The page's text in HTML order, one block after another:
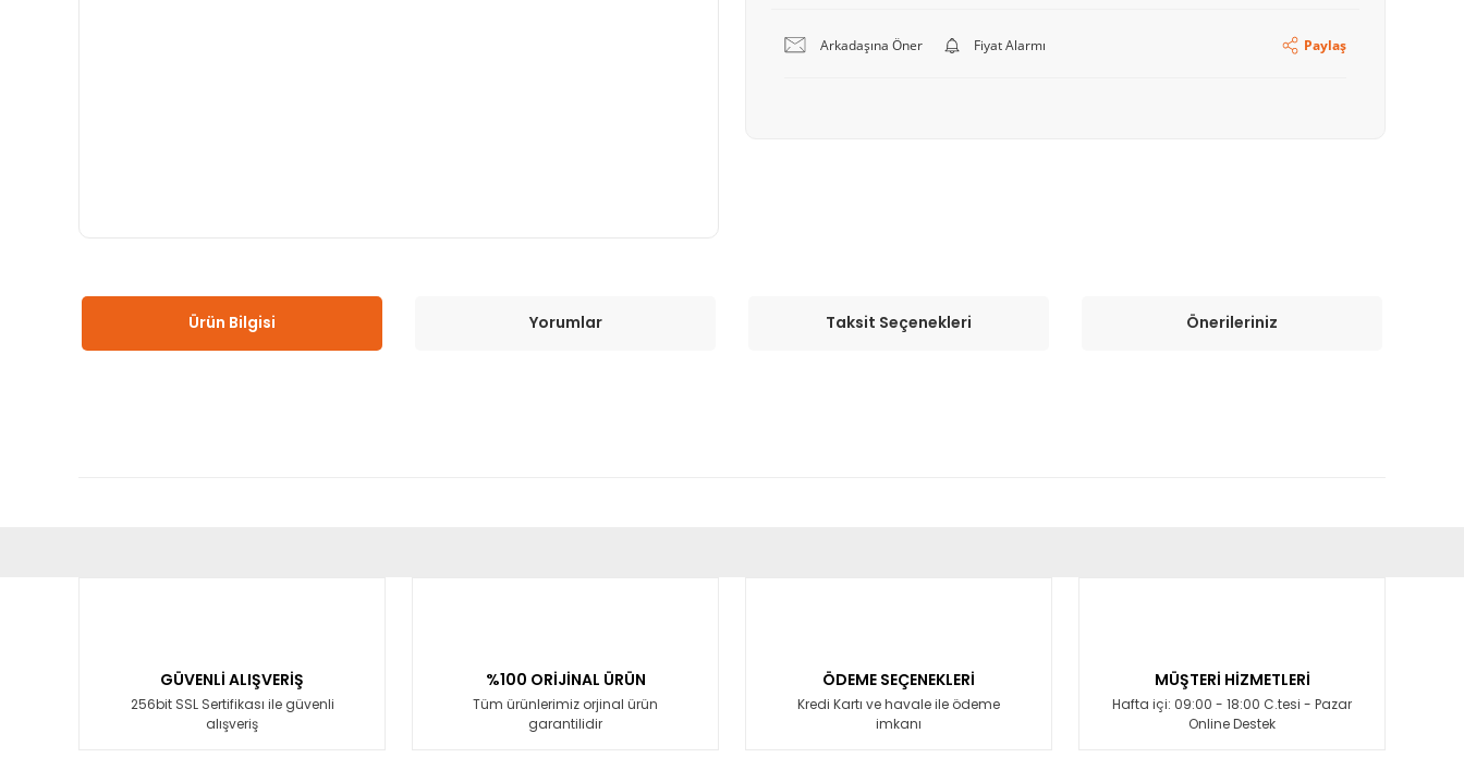
Arkadaşına Öner Fiyat Alarmı Paylaş
Ürün Bilgisi Yorumlar Taksit Seçenekleri Önerileriniz
Ürün bilgilerinde hatalar bulunuyor.
Ürün fiyatı diğer sitelerden daha pahalı.
GÜVENLİ ALIŞVERİŞ
256bit SSL Sertifikası ile güvenli
alışveriş
%100 ORİJİNAL ÜRÜN
Tüm ürünlerimiz orjinal ürün
garantilidir
ÖDEME SEÇENEKLERİ
Kredi Kartı ve havale ile ödeme
imkanı
MÜŞTERİ HİZMETLERİ
Hafta içi: 09:00 - 18:00 C.tesi - Pazar
Online Destek